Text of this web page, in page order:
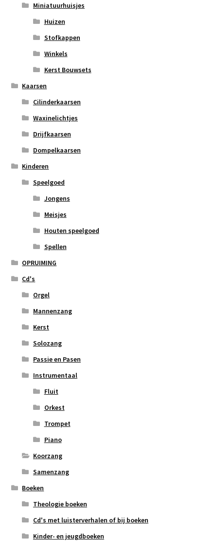
Miniatuurhuisjes
Huizen
Stofkappen
Winkels
Kerst Bouwsets
Kaarsen
Cilinderkaarsen
Waxinelichtjes
Drijfkaarsen
Dompelkaarsen
Kinderen
Speelgoed
Jongens
Meisjes
Houten speelgoed
Spellen
OPRUIMING
Cd's
Orgel
Mannenzang
Kerst
Solozang
Passie en Pasen
Instrumentaal
Fluit
Orkest
Trompet
Piano
Koorzang
Samenzang
Boeken
Theologie boeken
Cd's met luisterverhalen of bij boeken
Kinder- en jeugdboeken